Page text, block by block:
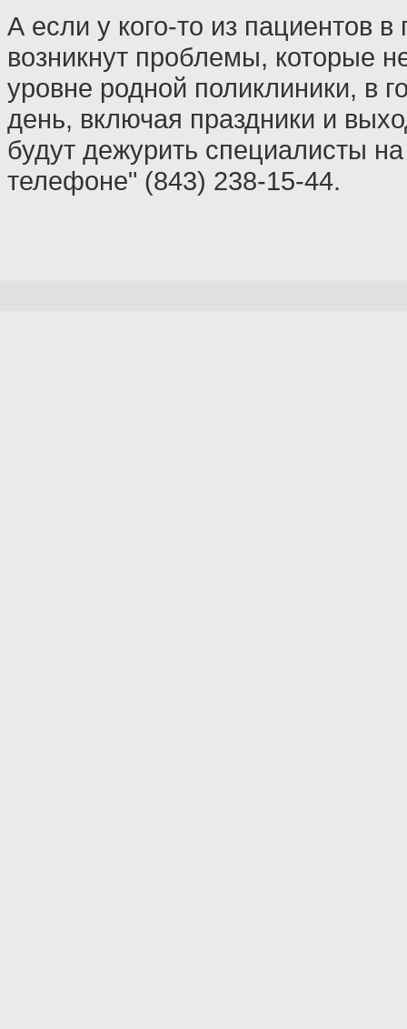
А если у кого-то из пациентов в
возникнут проблемы, которые
уровне родной поликлиники, в
день, включая праздники и
будут дежурить специалисты
телефоне" (843) 238-15-44.